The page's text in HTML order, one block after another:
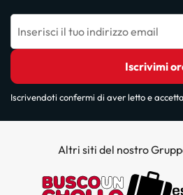
Inserisci il tuo indirizzo email
Iscrivimi
Iscrivendoti confermi di aver letto e
Altri siti del nostro